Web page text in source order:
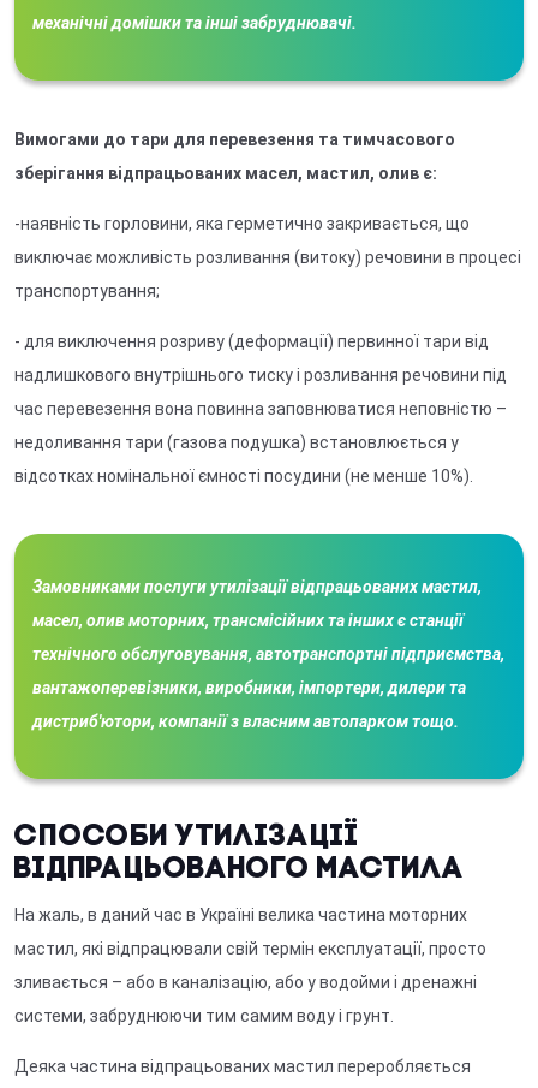
механічні домішки та інші забруднювачі.
Вимогами до тари для перевезення та тимчасового
зберігання відпрацьованих масел, мастил, олив є:
-наявність горловини, яка герметично закривається, що
виключає можливість розливання (витоку) речовини в процесі
транспортування;
- для виключення розриву (деформації) первинної тари від
надлишкового внутрішнього тиску і розливання речовини під
час перевезення вона повинна заповнюватися неповністю –
недоливання тари (газова подушка) встановлюється у
відсотках номінальної ємності посудини (не менше 10%).
Замовниками послуги утилізації відпрацьованих мастил,
масел, олив моторних, трансмісійних та інших є станції
технічного обслуговування, автотранспортні підприємства,
вантажоперевізники, виробники, імпортери, дилери та
дистриб'ютори, компанії з власним автопарком тощо.
Способи утилізації
відпрацьованого мастила
На жаль, в даний час в Україні велика частина моторних
мастил, які відпрацювали свій термін експлуатації, просто
зливається – або в каналізацію, або у водойми і дренажні
системи, забруднюючи тим самим воду і грунт.
Деяка частина відпрацьованих мастил переробляється